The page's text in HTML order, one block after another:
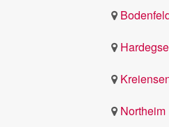
Northeim